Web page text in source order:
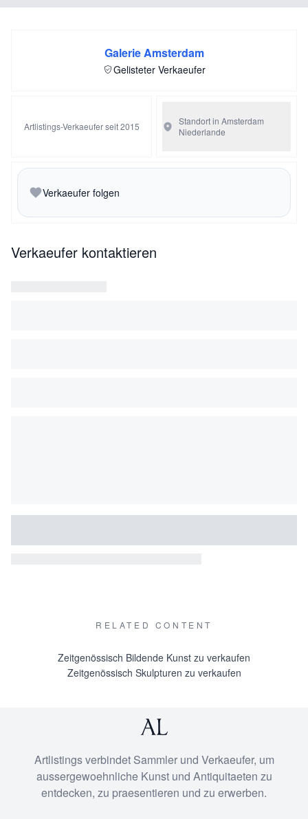
Galerie Amsterdam
Gelisteter Verkaeufer
Artlistings-Verkaeufer seit 2015
Standort in Amsterdam
Niederlande
Verkaeufer folgen
Verkaeufer kontaktieren
RELATED CONTENT
Zeitgenössisch Bildende Kunst zu verkaufen
Zeitgenössisch Skulpturen zu verkaufen
Artlistings verbindet Sammler und Verkaeufer, um
aussergewoehnliche Kunst und Antiquitaeten zu
entdecken, zu praesentieren und zu erwerben.